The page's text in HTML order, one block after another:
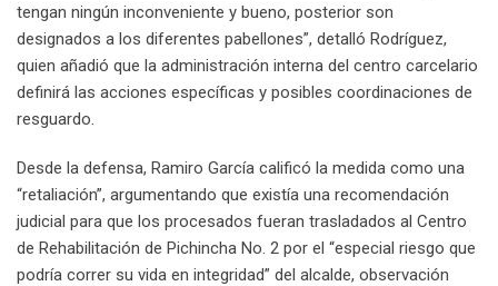
tengan ningún inconveniente y bueno, posterior son
designados a los diferentes pabellones”, detalló Rodríguez,
quien añadió que la administración interna del centro carcelario
definirá las acciones específicas y posibles coordinaciones de
resguardo.
Desde la defensa, Ramiro García calificó la medida como una
“retaliación”, argumentando que existía una recomendación
judicial para que los procesados fueran trasladados al Centro
de Rehabilitación de Pichincha No. 2 por el “especial riesgo que
podría correr su vida en integridad” del alcalde, observación